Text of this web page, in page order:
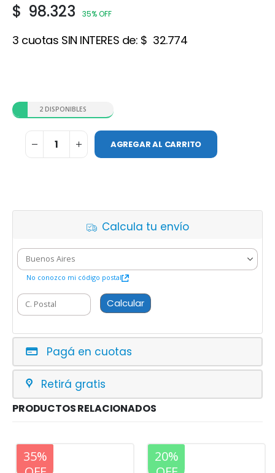
$ 98.323 35% OFF
3 cuotas SIN INTERES de: $ 32.774
2 DISPONIBLES
AGREGAR AL CARRITO
Calcula tu envío
No conozco mi código postal
Calcular
Pagá en cuotas
Retirá gratis
PRODUCTOS RELACIONADOS
20%
35%
20%